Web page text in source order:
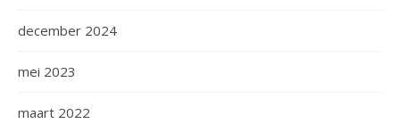
december 2024
mei 2023
maart 2022